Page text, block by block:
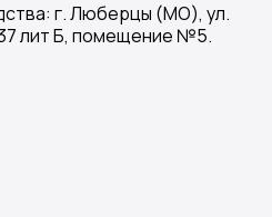
г. Люберцы (МО), ул.
лит Б, помещение №5.